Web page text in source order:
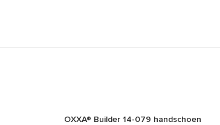
OXXA® Builder 14-079 handschoen